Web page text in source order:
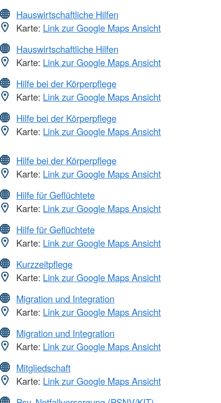
Hauswirtschaftliche Hilfen
Karte: Link zur Google Maps Ansicht
Hauswirtschaftliche Hilfen
Karte: Link zur Google Maps Ansicht
Hilfe bei der Körperpflege
Karte: Link zur Google Maps Ansicht
Hilfe bei der Körperpflege
Karte: Link zur Google Maps Ansicht
Hilfe bei der Körperpflege
Karte: Link zur Google Maps Ansicht
Hilfe für Geflüchtete
Karte: Link zur Google Maps Ansicht
Hilfe für Geflüchtete
Karte: Link zur Google Maps Ansicht
Kurzzeitpflege
Karte: Link zur Google Maps Ansicht
Migration und Integration
Karte: Link zur Google Maps Ansicht
Migration und Integration
Karte: Link zur Google Maps Ansicht
Mitgliedschaft
Karte: Link zur Google Maps Ansicht